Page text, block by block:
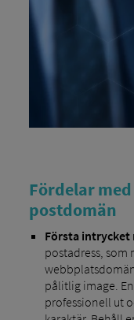
Fördelar
postdomän
Första intrycket
postadress,
pålitlig image.
professionell ut